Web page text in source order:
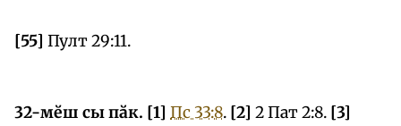
[55] Пулт 29:11.
32-мӗш сы пӑк. [1] Пс 33:8. [2] 2 Пат 2:8. [3]